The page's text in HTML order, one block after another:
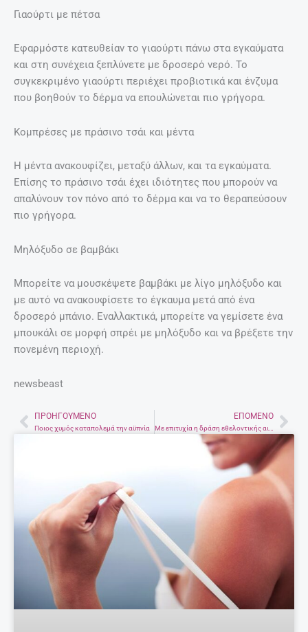
Γιαούρτι με πέτσα
Εφαρμόστε κατευθείαν το γιαούρτι πάνω στα εγκαύματα
και στη συνέχεια ξεπλύνετε με δροσερό νερό. Το
συγκεκριμένο γιαούρτι περιέχει προβιοτικά και ένζυμα
που βοηθούν το δέρμα να επουλώνεται πιο γρήγορα.
Κομπρέσες με πράσινο τσάι και μέντα
Η μέντα ανακουφίζει, μεταξύ άλλων, και τα εγκαύματα.
Επίσης το πράσινο τσάι έχει ιδιότητες που μπορούν να
απαλύνουν τον πόνο από το δέρμα και να το θεραπεύσουν
πιο γρήγορα.
Μηλόξυδο σε βαμβάκι
Μπορείτε να μουσκέψετε βαμβάκι με λίγο μηλόξυδο και
με αυτό να ανακουφίσετε το έγκαυμα μετά από ένα
δροσερό μπάνιο. Εναλλακτικά, μπορείτε να γεμίσετε ένα
μπουκάλι σε μορφή σπρέι με μηλόξυδο και να βρέξετε την
πονεμένη περιοχή.
newsbeast
Prev
ΠΡΟΗΓΟΎΜΕΝΟ
Ποιος χυμός καταπολεμά την αϋπνία
ΕΠΌΜΕΝΟ